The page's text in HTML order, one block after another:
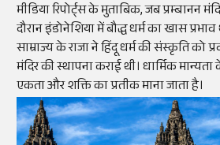
मीडिया रिपोर्ट्स के मुताबिक, जब प्रम्बानन
दौरान इंडोनेशिया में बौद्ध धर्म का खास
साम्राज्य के राजा ने हिंदू धर्म की संस्कृति को
मंदिर की स्थापना कराई थी। धार्मिक
एकता और शक्ति का प्रतीक माना जाता है।